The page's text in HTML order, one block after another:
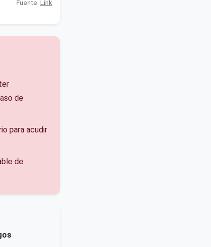
Fuente: Link
de
para acudir
de